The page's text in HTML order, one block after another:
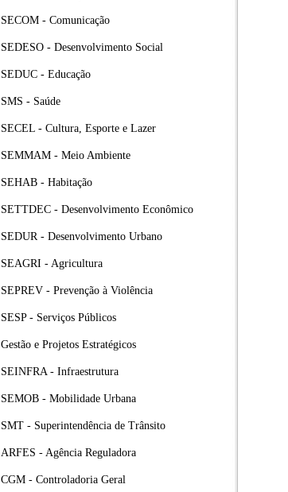
SECOM - Comunicação
SEDESO - Desenvolvimento Social
SEDUC - Educação
SMS - Saúde
SECEL - Cultura, Esporte e Lazer
SEMMAM - Meio Ambiente
SEHAB - Habitação
SETTDEC - Desenvolvimento Econômico
SEDUR - Desenvolvimento Urbano
SEAGRI - Agricultura
SEPREV - Prevenção à Violência
SESP - Serviços Públicos
Gestão e Projetos Estratégicos
SEINFRA - Infraestrutura
SEMOB - Mobilidade Urbana
SMT - Superintendência de Trânsito
ARFES - Agência Reguladora
CGM - Controladoria Geral